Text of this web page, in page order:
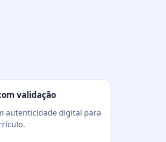
validação
autenticidade digital para